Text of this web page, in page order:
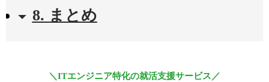
8. まとめ
＼ITエンジニア特化の就活支援サービス／